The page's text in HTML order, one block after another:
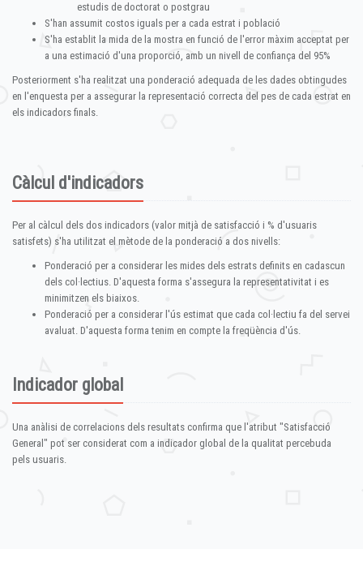
estudis de doctorat o postgrau
S'han assumit costos iguals per a cada estrat i població
S'ha establit la mida de la mostra en funció de l'error màxim acceptat per
a una estimació d'una proporció, amb un nivell de confiança del 95%
Posteriorment s'ha realitzat una ponderació adequada de les dades obtingudes
en l'enquesta per a assegurar la representació correcta del pes de cada estrat en
els indicadors finals.
Càlcul d'indicadors
Per al càlcul dels dos indicadors (valor mitjà de satisfacció i % d'usuaris
satisfets) s'ha utilitzat el mètode de la ponderació a dos nivells:
Ponderació per a considerar les mides dels estrats definits en cadascun
dels col·lectius. D'aquesta forma s'assegura la representativitat i es
minimitzen els biaixos.
Ponderació per a considerar l'ús estimat que cada col·lectiu fa del servei
avaluat. D'aquesta forma tenim en compte la freqüència d'ús.
Indicador global
Una anàlisi de correlacions dels resultats confirma que l'atribut "Satisfacció
General" pot ser considerat com a indicador global de la qualitat percebuda
pels usuaris.